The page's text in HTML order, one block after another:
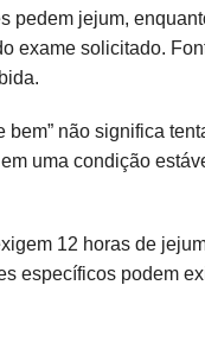
pedem jejum,
exame solicitado.
bem” não significa
uma condição
12 horas de
específicos podem